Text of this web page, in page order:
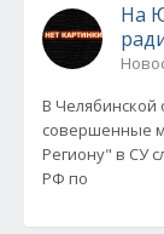
На
В Челябинской
совершенные
Региону" в СУ
РФ по